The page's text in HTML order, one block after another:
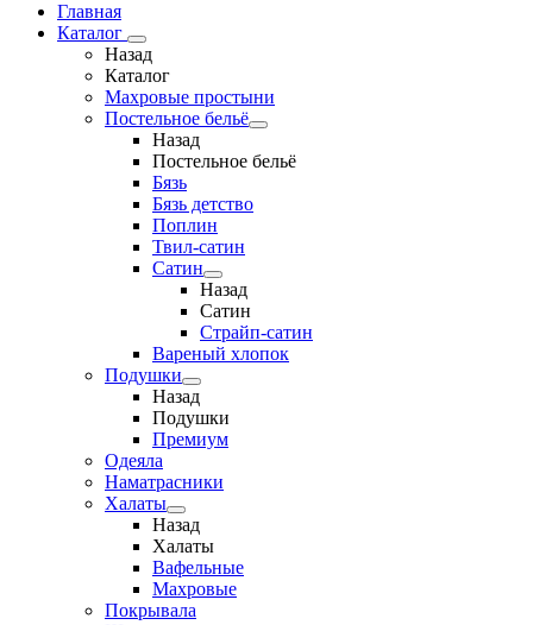
Главная
Каталог
Назад
Каталог
Махровые простыни
Постельное бельё
Назад
Постельное бельё
Бязь
Бязь детство
Поплин
Твил-сатин
Сатин
Назад
Сатин
Страйп-сатин
Вареный хлопок
Подушки
Назад
Подушки
Премиум
Одеяла
Наматрасники
Халаты
Назад
Халаты
Вафельные
Махровые
Покрывала